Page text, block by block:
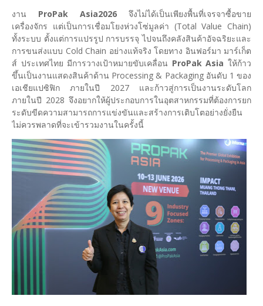
งาน ProPak Asia2026 จึงไม่ได้เป็นเพียงพื้นที่เจรจาซื้อขาย
เครื่องจักร แต่เป็นการเชื่อมโยงห่วงโซ่มูลค่า (Total Value Chain)
ทั้งระบบ ตั้งแต่การแปรรูป การบรรจุ ไปจนถึงคลังสินค้าอัจฉริยะและ
การขนส่งแบบ Cold Chain อย่างแท้จริง โดยทาง อินฟอร์มา มาร์เก็ต
ส์ ประเทศไทย มีการวางเป้าหมายขับเคลื่อน ProPak Asiaให้ก้าว
ขึ้นเป็นงานแสดงสินค้าด้าน Processing & Packaging อันดับ 1 ของ
เอเชียแปซิฟิก ภายในปี 2027 และก้าวสู่การเป็นงานระดับโลก
ภายในปี 2028 จึงอยากให้ผู้ประกอบการในอุตสาหกรรมที่ต้องการยก
ระดับขีดความสามารถการแข่งขันและสร้างการเติบโตอย่างยั่งยืน
ไม่ควรพลาดที่จะเข้ารวมงานในครั้งนี้